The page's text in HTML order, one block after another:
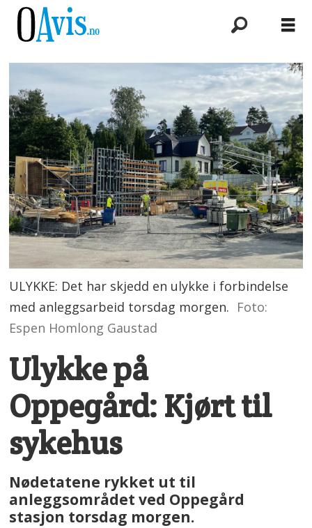
ULYKKE: Det har skjedd en ulykke i forbindelse
med anleggsarbeid torsdag morgen. Foto:
Espen Homlong Gaustad
Ulykke på
Oppegård: Kjørt til
sykehus
Nødetatene rykket ut til
anleggsområdet ved Oppegård
stasjon torsdag morgen.